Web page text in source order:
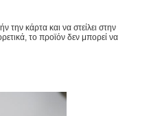
κάρτα και να στείλει στην
το προϊόν δεν μπορεί να